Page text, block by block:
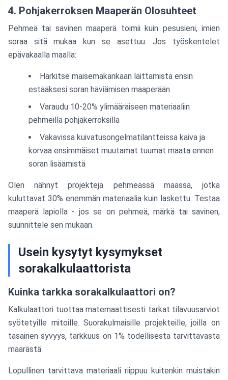
4. Pohjakerroksen Maaperän Olosuhteet
Pehmeä tai savinen maaperä toimii kuin pesusieni, imien
soraa sitä mukaa kun se asettuu. Jos työskentelet
epävakaalla maalla:
Harkitse maisemakankaan laittamista ensin
estääksesi soran häviämisen maaperään
Varaudu 10-20% ylimääräiseen materiaaliin
pehmeillä pohjakerroksilla
Vakavissa kuivatusongelmatilantteissa kaiva ja
korvaa ensimmäiset muutamat tuumat maata ennen
soran lisäämistä
Olen nähnyt projekteja pehmeässä maassa, jotka
kuluttavat 30% enemmän materiaalia kuin laskettu. Testaa
maaperä lapiolla - jos se on pehmeä, märkä tai savinen,
suunnittele sen mukaan.
Usein kysytyt kysymykset
sorakalkulaattorista
Kuinka tarkka sorakalkulaattori on?
Kalkulaattori tuottaa matemaattisesti tarkat tilavuusarviot
syötetyille mitoille. Suorakulmaisille projekteille, joilla on
tasainen syvyys, tarkkuus on 1% todellisesta tarvittavasta
määrästä.
Lopullinen tarvittava materiaali riippuu kuitenkin muistakin